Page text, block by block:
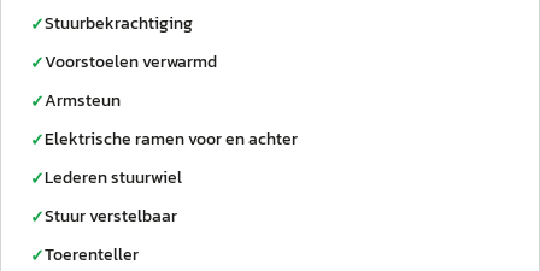
✓Stuurbekrachtiging
✓Voorstoelen verwarmd
✓Armsteun
✓Elektrische ramen voor en achter
✓Lederen stuurwiel
✓Stuur verstelbaar
✓Toerenteller